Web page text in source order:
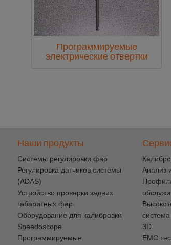
Программируемые
электрические отвертки
Наши продукты
Cистемы регулировки фар
Регулировка датчиков системы
(ADAS)
Устройство проверки задних
габаритных фар
Оборудование для калибровки
Speedoscope
Программируемые
Анализ
3D
EMC